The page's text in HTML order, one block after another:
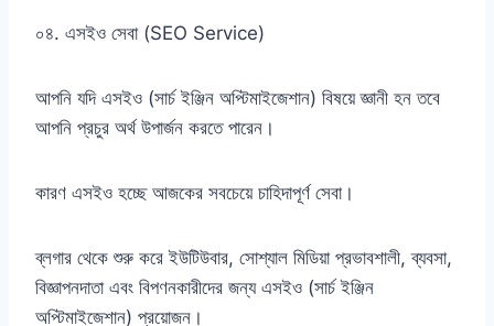
০৪. এসইও সেবা (SEO Service)
আপনি যদি এসইও (সার্চ ইঞ্জিন অপ্টিমাইজেশান) বিষয়ে জ্ঞানী হন তবে
আপনি প্রচুর অর্থ উপার্জন করতে পারেন।
কারণ এসইও হচ্ছে আজকের সবচেয়ে চাহিদাপূর্ণ সেবা।
ব্লগার থেকে শুরু করে ইউটিউবার, সোশ্যাল মিডিয়া প্রভাবশালী, ব্যবসা,
বিজ্ঞাপনদাতা এবং বিপণনকারীদের জন্য এসইও (সার্চ ইঞ্জিন
অপ্টিমাইজেশান) প্রয়োজন।